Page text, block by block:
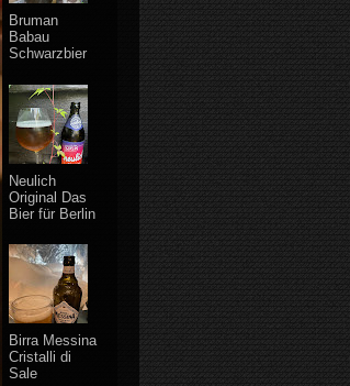
Bruman
Babau
Schwarzbier
Neulich
Original Das
Bier für Berlin
Birra Messina
Cristalli di
Sale